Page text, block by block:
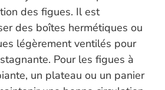
des figues. Il est
des boîtes hermétiques ou
légèrement ventilés pour
Pour les figues à
un plateau ou un panier